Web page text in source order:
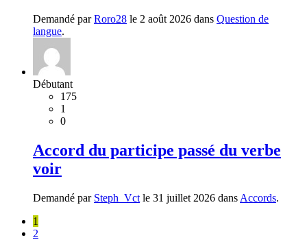
Demandé parRoro28 le 2 août 2026 dans Question de
langue.
Débutant
175
1
0
Accord du participe passé du verbe
voir
Demandé par Steph_Vct le 31 juillet 2026 dans Accords.
1
2